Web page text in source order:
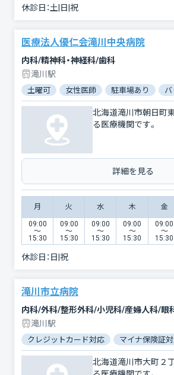
休診日：土|日|祝
医療法人優仁会滝川中央病院
内科/精神科・神経科/歯科
滝川駅
土曜可 女性医師 駐車場あり バ
北海道滝川市朝日町
る医療機関です。
詳細を見る
月 火 水 木 金
09:00
〜
15:30
09:00
〜
15:30
09:00
〜
15:30
09:00
〜
15:30
09:00
〜
15:30
休診日： 日|祝
滝川市立病院
滝川駅
クレジットカード対応 マイナ保険証
北海道滝川市大町２